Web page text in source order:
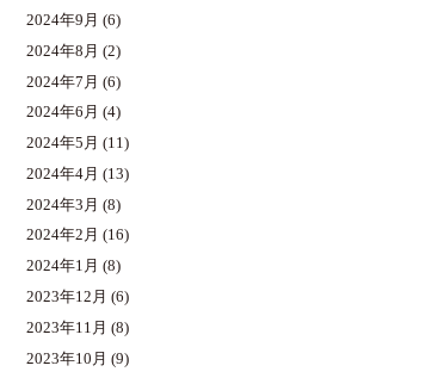
2024年9月 (6)
2024年8月 (2)
2024年7月 (6)
2024年6月 (4)
2024年5月 (11)
2024年4月 (13)
2024年3月 (8)
2024年2月 (16)
2024年1月 (8)
2023年12月 (6)
2023年11月 (8)
2023年10月 (9)